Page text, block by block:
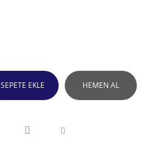
SEPETE EKLE HEMEN AL